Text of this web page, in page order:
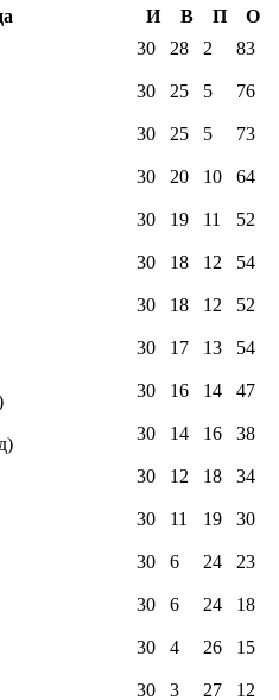
И В П
О
30 28 2 83
30 25 5 76
30 25 5 73
30 20 10 64
30 19 11 52
30 18 12 54
30 18 12 52
30 17 13 54
30 16 14 47
30 14 16 38
30 12 18 34
30 11 19 30
30 6 24 23
30 6 24 18
30 4 26 15
30 3 27 12